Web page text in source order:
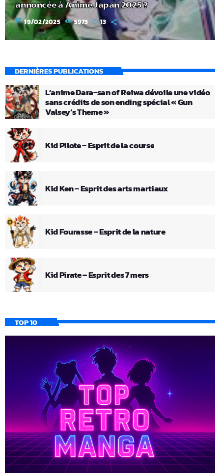
annoncée à Anime Japan 2025 ?
today 19/02/2025 5973 13
DERNIÈRES PUBLICATIONS
L’anime Dara-san of Reiwa dévoile une vidéo
sans crédits de son ending spécial « Gun
Valsey’s Theme »
Kid Pilote – Esprit de la course
Kid Ken – Esprit des arts martiaux
Kid Fourasse – Esprit de la nature
Kid Pirate – Esprit des 7 mers
TOP 10